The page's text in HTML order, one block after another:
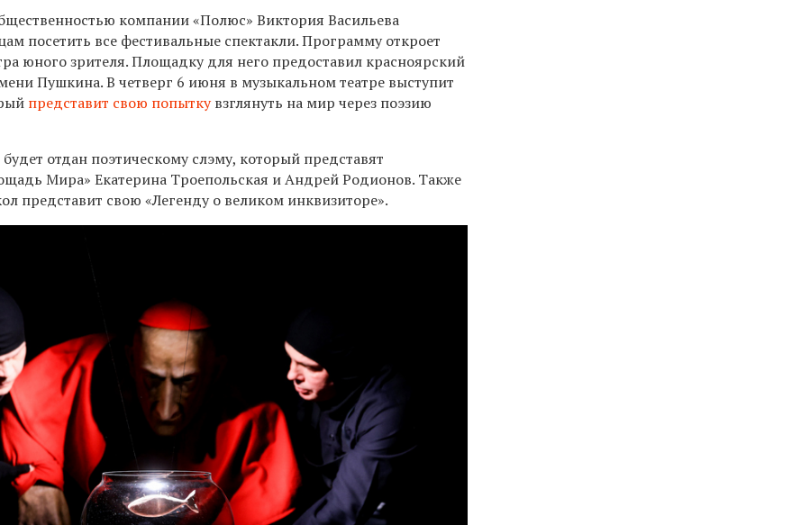
компании «Полюс» Виктория Васильева
посетить все фестивальные спектакли. Программу откроет
юного зрителя. Площадку для него предоставил красноярский
Пушкина. В четверг 6 июня в музыкальном театре выступит
представит свою попыткувзглянуть на мир через поэзию
отдан поэтическому слэму, который представят
Мира» Екатерина Троепольская и Андрей Родионов. Также
представит свою «Легенду о великом инквизиторе».